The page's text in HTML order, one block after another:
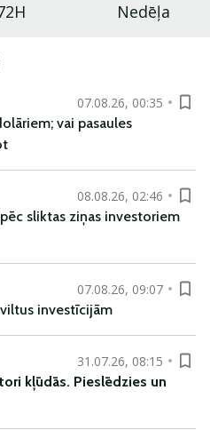
Nedēļa
07.08.26, 00:35
vai pasaules
08.08.26, 02:46
sliktas ziņas investoriem
07.08.26, 09:07
investīcijām
31.07.26, 08:15
kļūdās. Pieslēdzies un